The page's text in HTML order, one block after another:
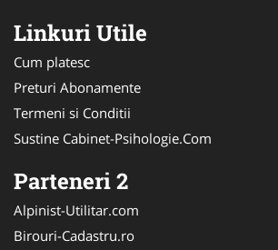
Linkuri Utile
Cum platesc
Preturi Abonamente
Termeni si Conditii
Sustine Cabinet-Psihologie.Com
Parteneri 2
Alpinist-Utilitar.com
Birouri-Cadastru.ro